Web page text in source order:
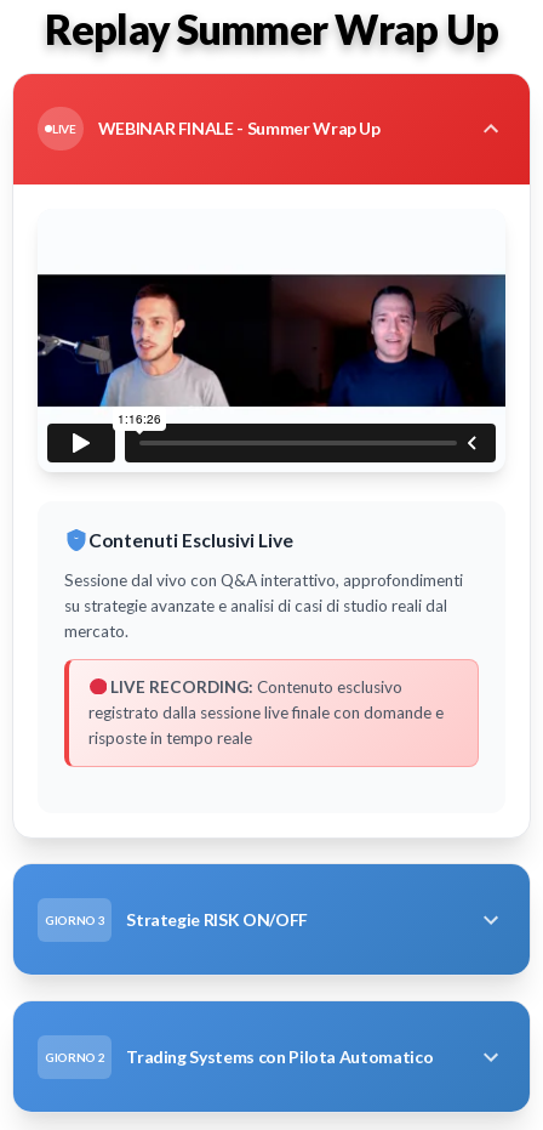
Replay Summer Wrap Up
LIVE WEBINAR FINALE - Summer Wrap Up
Contenuti Esclusivi Live
Sessione dal vivo con Q&A interattivo, approfondimenti
su strategie avanzate e analisi di casi di studio reali dal
mercato.
LIVE RECORDING: Contenuto esclusivo
registrato dalla sessione live finale con domande e
risposte in tempo reale
GIORNO 3 Strategie RISK ON/OFF
GIORNO 2 Trading Systems con Pilota Automatico